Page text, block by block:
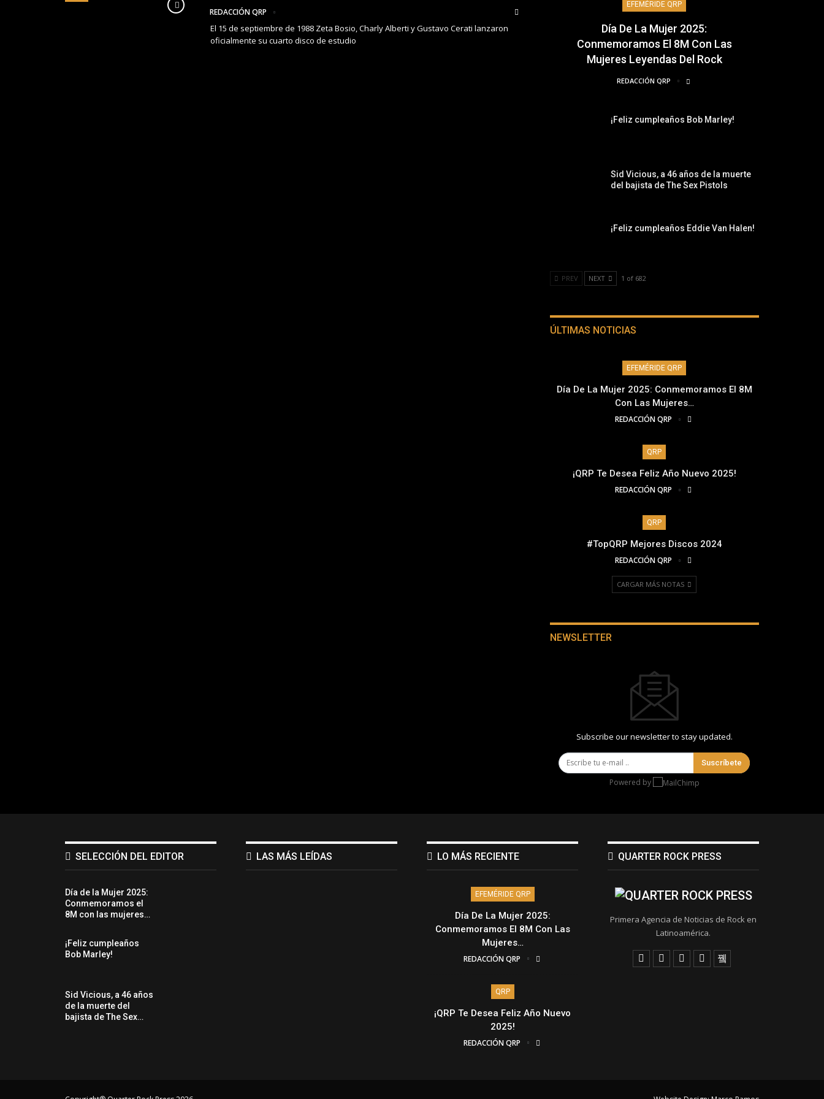
REDACCIÓN QRP
El 15 de septiembre de 1988 Zeta Bosio, Charly Alberti y Gustavo Cerati lanzaron
oficialmente su cuarto disco de estudio
EFEMÉRIDE QRP
Día De La Mujer 2025:
Conmemoramos El 8M Con Las
Mujeres Leyendas Del Rock
REDACCIÓN QRP
¡Feliz cumpleaños Bob Marley!
Sid Vicious, a 46 años de la muerte
del bajista de The Sex Pistols
¡Feliz cumpleaños Eddie Van Halen!
PREV NEXT 1 of 682
ÚLTIMAS NOTICIAS
EFEMÉRIDE QRP
Día De La Mujer 2025: Conmemoramos El 8M
Con Las Mujeres…
REDACCIÓN QRP
QRP
¡QRP Te Desea Feliz Año Nuevo 2025!
REDACCIÓN QRP
QRP
#TopQRP Mejores Discos 2024
REDACCIÓN QRP
CARGAR MÁS NOTAS
NEWSLETTER
Subscribe our newsletter to stay updated.
Suscríbete
Powered by
SELECCIÓN DEL EDITOR
Día de la Mujer 2025:
Conmemoramos el
8M con las mujeres…
¡Feliz cumpleaños
Bob Marley!
Sid Vicious, a 46 años
de la muerte del
bajista de The Sex…
LAS MÁS LEÍDAS LO MÁS RECIENTE
EFEMÉRIDE QRP
Día De La Mujer 2025:
Conmemoramos El 8M Con Las
Mujeres…
REDACCIÓN QRP
QRP
¡QRP Te Desea Feliz Año Nuevo
2025!
REDACCIÓN QRP
QUARTER ROCK PRESS
Primera Agencia de Noticias de Rock en
Latinoamérica.